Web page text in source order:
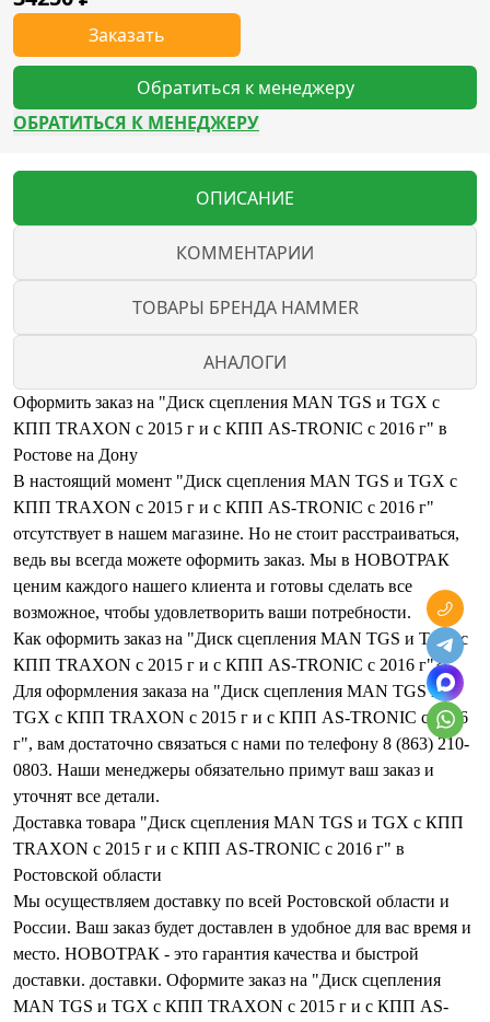
Заказать
Обратиться к менеджеру
ОБРАТИТЬСЯ К МЕНЕДЖЕРУ
ОПИСАНИЕ
КОММЕНТАРИИ
ТОВАРЫ БРЕНДА HAMMER
АНАЛОГИ
Оформить заказ на "Диск сцепления MAN TGS и TGX с
КПП TRAXON с 2015 г и с КПП AS-TRONIC с 2016 г" в
Ростове на Дону
В настоящий момент "Диск сцепления MAN TGS и TGX с
КПП TRAXON с 2015 г и с КПП AS-TRONIC с 2016 г"
отсутствует в нашем магазине. Но не стоит расстраиваться,
ведь вы всегда можете оформить заказ. Мы в НОВОТРАК
ценим каждого нашего клиента и готовы сделать все
возможное, чтобы удовлетворить ваши потребности.
Как оформить заказ на "Диск сцепления MAN TGS и TGX с
КПП TRAXON с 2015 г и с КПП AS-TRONIC с 2016 г"?
Для оформления заказа на "Диск сцепления MAN TGS и
TGX с КПП TRAXON с 2015 г и с КПП AS-TRONIC с 2016
г", вам достаточно связаться с нами по телефону 8 (863) 210-
0803. Наши менеджеры обязательно примут ваш заказ и
уточнят все детали.
Доставка товара "Диск сцепления MAN TGS и TGX с КПП
TRAXON с 2015 г и с КПП AS-TRONIC с 2016 г" в
Ростовской области
Мы осуществляем доставку по всей Ростовской области и
России. Ваш заказ будет доставлен в удобное для вас время и
место. НОВОТРАК - это гарантия качества и быстрой
доставки. доставки. Оформите заказ на "Диск сцепления
MAN TGS и TGX с КПП TRAXON с 2015 г и с КПП AS-